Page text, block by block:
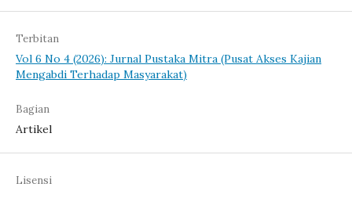
Terbitan
Vol 6 No 4 (2026): Jurnal Pustaka Mitra (Pusat Akses Kajian
Mengabdi Terhadap Masyarakat)
Bagian
Artikel
Lisensi